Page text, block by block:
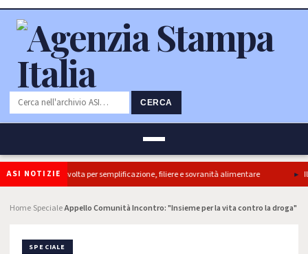
CERCA
ASI NOTIZIE
Camera e’ svolta per semplificazione, filiere e sovranità alimentare Il
Home Speciale›Appello Comunità Incontro: "Insieme per la vita contro la droga"
SPECIALE